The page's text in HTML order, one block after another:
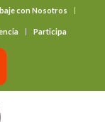
con Nosotros
Participa